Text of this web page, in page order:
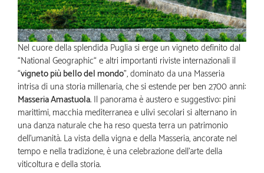
Nel cuore della splendida Puglia si erge un vigneto definito dal
“National Geographic“ e altri importanti riviste internazionali il
“vigneto più bello del mondo”, dominato da una Masseria
intrisa di una storia millenaria, che si estende per ben 2700 anni:
Masseria Amastuola. Il panorama è austero e suggestivo: pini
marittimi, macchia mediterranea e ulivi secolari si alternano in
una danza naturale che ha reso questa terra un patrimonio
dell’umanità. La vista della vigna e della Masseria, ancorate nel
tempo e nella tradizione, è una celebrazione dell’arte della
viticoltura e della storia.